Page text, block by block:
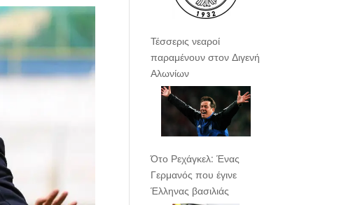
Τέσσερις νεαροί
παραμένουν στον Διγενή
Αλωνίων
Ότο Ρεχάγκελ: Ένας
Γερμανός που έγινε
Έλληνας βασιλιάς